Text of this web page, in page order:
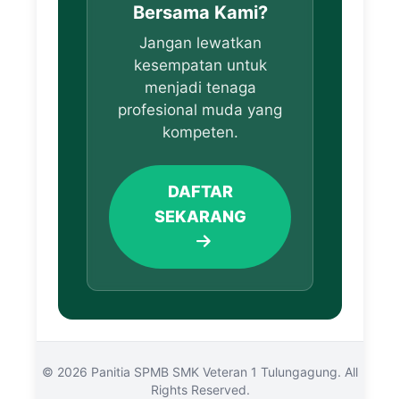
Bersama Kami?
Jangan lewatkan
kesempatan untuk
menjadi tenaga
profesional muda yang
kompeten.
DAFTAR
SEKARANG
© 2026 Panitia SPMB SMK Veteran 1 Tulungagung. All
Rights Reserved.